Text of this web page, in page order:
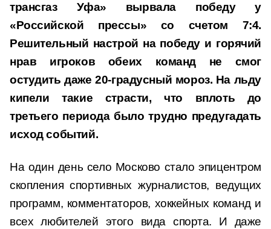
трансгаз Уфа» вырвала победу у
«Российской прессы» со счетом 7:4.
Решительный настрой на победу и горячий
нрав игроков обеих команд не смог
остудить даже 20-градусный мороз. На льду
кипели такие страсти, что вплоть до
третьего периода было трудно предугадать
исход событий.
На один день село Москово стало эпицентром
скопления спортивных журналистов, ведущих
программ, комментаторов, хоккейных команд и
всех любителей этого вида спорта. И даже